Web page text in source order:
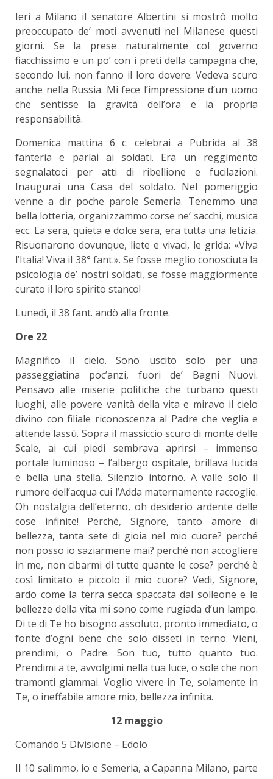
Ieri a Milano il senatore Albertini si mostrò molto
preoccupato de’ moti avvenuti nel Milanese questi
giorni. Se la prese naturalmente col governo
fiacchissimo e un po’ con i preti della campagna che,
secondo lui, non fanno il loro dovere. Vedeva scuro
anche nella Russia. Mi fece l’impressione d’un uomo
che sentisse la gravità dell’ora e la propria
responsabilità.
Domenica mattina 6 c. celebrai a Pubrida al 38
fanteria e parlai ai soldati. Era un reggimento
segnalatoci per atti di ribellione e fucilazioni.
Inaugurai una Casa del soldato. Nel pomeriggio
venne a dir poche parole Semeria. Tenemmo una
bella lotteria, organizzammo corse ne’ sacchi, musica
ecc. La sera, quieta e dolce sera, era tutta una letizia.
Risuonarono dovunque, liete e vivaci, le grida: «Viva
l’Italia! Viva il 38° fant.». Se fosse meglio conosciuta la
psicologia de’ nostri soldati, se fosse maggiormente
curato il loro spirito stanco!
Lunedì, il 38 fant. andò alla fronte.
Ore 22
Magnifico il cielo. Sono uscito solo per una
passeggiatina poc’anzi, fuori de’ Bagni Nuovi.
Pensavo alle miserie politiche che turbano questi
luoghi, alle povere vanità della vita e miravo il cielo
divino con filiale riconoscenza al Padre che veglia e
attende lassù. Sopra il massiccio scuro di monte delle
Scale, ai cui piedi sembrava aprirsi – immenso
portale luminoso – l’albergo ospitale, brillava lucida
e bella una stella. Silenzio intorno. A valle solo il
rumore dell’acqua cui l’Adda maternamente raccoglie.
Oh nostalgia dell’eterno, oh desiderio ardente delle
cose infinite! Perché, Signore, tanto amore di
bellezza, tanta sete di gioia nel mio cuore? perché
non posso io saziarmene mai? perché non accogliere
in me, non cibarmi di tutte quante le cose? perché è
così limitato e piccolo il mio cuore? Vedi, Signore,
ardo come la terra secca spaccata dal solleone e le
bellezze della vita mi sono come rugiada d’un lampo.
Di te di Te ho bisogno assoluto, pronto immediato, o
fonte d’ogni bene che solo disseti in terno. Vieni,
prendimi, o Padre. Son tuo, tutto quanto tuo.
Prendimi a te, avvolgimi nella tua luce, o sole che non
tramonti giammai. Voglio vivere in Te, solamente in
Te, o ineffabile amore mio, bellezza infinita.
12 maggio
Comando 5 Divisione – Edolo
Il 10 salimmo, io e Semeria, a Capanna Milano, parte